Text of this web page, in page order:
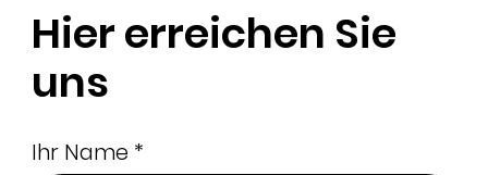
Hier erreichen Sie
uns
Ihr Name *